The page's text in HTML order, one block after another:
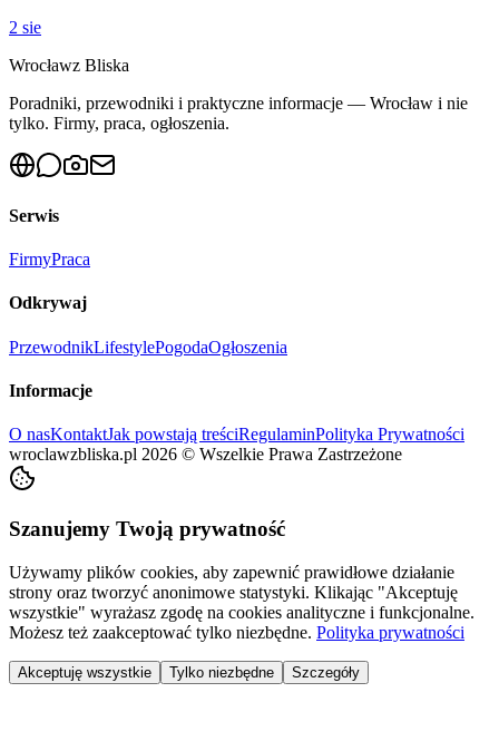
2 sie
Wrocławz Bliska
Poradniki, przewodniki i praktyczne informacje — Wrocław i nie
tylko. Firmy, praca, ogłoszenia.
Serwis
FirmyPraca
Odkrywaj
PrzewodnikLifestylePogodaOgłoszenia
Informacje
O nasKontaktJak powstają treściRegulaminPolityka Prywatności
wroclawzbliska.pl 2026 © Wszelkie Prawa Zastrzeżone
Szanujemy Twoją prywatność
Używamy plików cookies, aby zapewnić prawidłowe działanie
strony oraz tworzyć anonimowe statystyki. Klikając "Akceptuję
wszystkie" wyrażasz zgodę na cookies analityczne i funkcjonalne.
Możesz też zaakceptować tylko niezbędne. Polityka prywatności
Akceptuję wszystkie Tylko niezbędne Szczegóły